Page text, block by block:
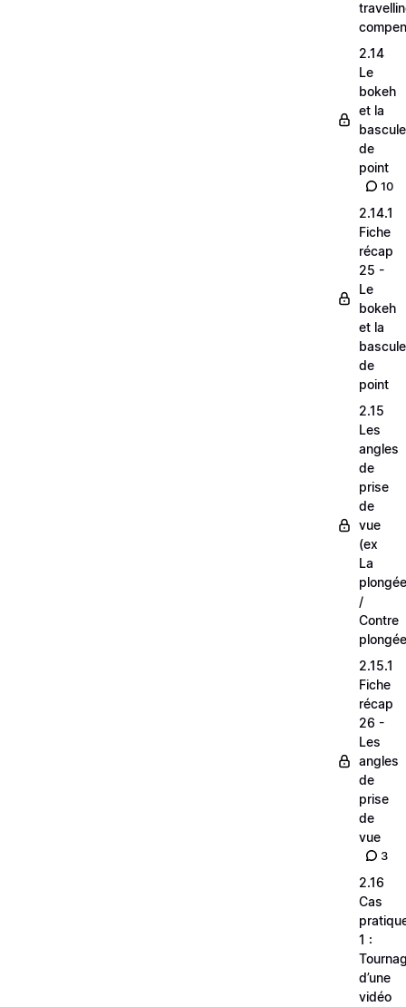
2.14
Le
bokeh
et la
bascule
de
point
10
2.14.1
Fiche
récap
25 -
Le
bokeh
et la
bascule
de
point
2.15
Les
angles
de
prise
de
vue
(ex
La
plongée
/
Contre
2.15.1
Fiche
récap
26 -
Les
angles
de
prise
de
vue
3
2.16
Cas
1 :
d’une
vidéo